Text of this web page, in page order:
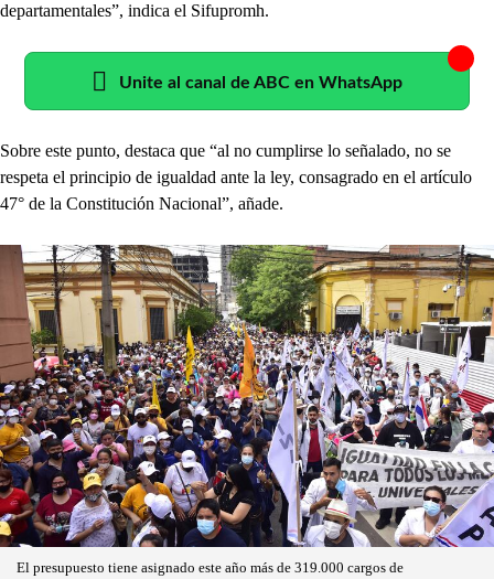
departamentales”, indica el Sifupromh.
Unite al canal de ABC en WhatsApp
Sobre este punto, destaca que “al no cumplirse lo señalado, no se
respeta el principio de igualdad ante la ley, consagrado en el artículo
47° de la Constitución Nacional”, añade.
El presupuesto tiene asignado este año más de 319.000 cargos de